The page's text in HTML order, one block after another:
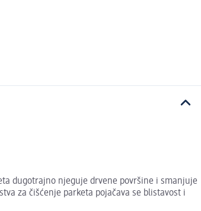
dugotrajno njeguje drvene površine i smanjuje
za čišćenje parketa pojačava se blistavost i